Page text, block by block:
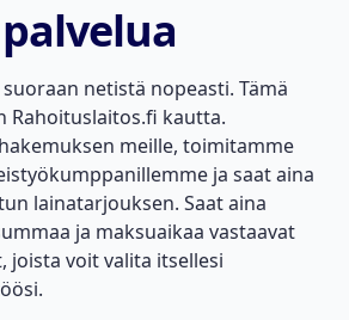
suoraan netistä nopeasti. Tämä
Rahoituslaitos.fi kautta.
meille, toimitamme
ja saat aina
lainatarjouksen. Saat aina
ja maksuaikaa vastaavat
joista voit valita itsellesi